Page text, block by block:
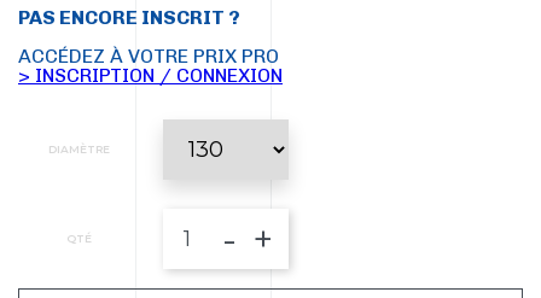
PAS ENCORE INSCRIT ?
ACCÉDEZ À VOTRE PRIX PRO
> INSCRIPTION / CONNEXION
DIAMÈTRE
QTÉ - +